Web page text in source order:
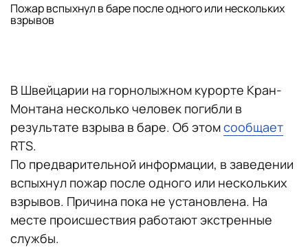
Пожар вспыхнул в баре после одного или нескольких
взрывов
В Швейцарии на горнолыжном курорте Кран-
Монтана несколько человек погибли в
результате взрыва в баре. Об этомсообщает
RTS.
По предварительной информации, в заведении
вспыхнул пожар после одного или нескольких
взрывов. Причина пока не установлена. На
месте происшествия работают экстренные
службы.